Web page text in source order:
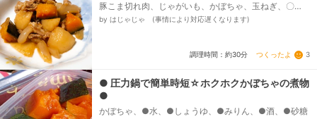
豚こま切れ肉、じゃがいも、かぼちゃ、玉ねぎ、〇
水、〇醤油、〇みりん、〇酒
by はじゃじゃ (事情により対応遅くなります)
調理時間：約30分 つくったよ 3
● 圧力鍋で簡単時短☆ホクホクかぼちゃの煮物
●
かぼちゃ、●水、●しょうゆ、●みりん、●酒、●砂糖